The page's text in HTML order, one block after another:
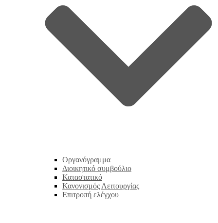
Οργανόγραμμα
Διοικητικό συμβούλιο
Καταστατικό
Κανονισμός Λειτουργίας
Επιτροπή ελέγχου